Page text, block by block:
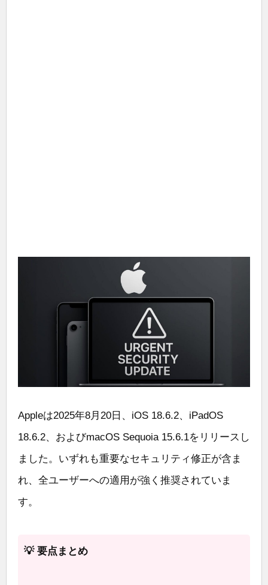
Appleは2025年8月20日、iOS 18.6.2、iPadOS
18.6.2、およびmacOS Sequoia 15.6.1をリリースし
ました。いずれも重要なセキュリティ修正が含ま
れ、全ユーザーへの適用が強く推奨されていま
す。
💡 要点まとめ